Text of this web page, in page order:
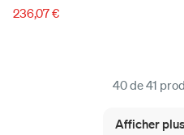
236,07 €
40 de 41
Afficher